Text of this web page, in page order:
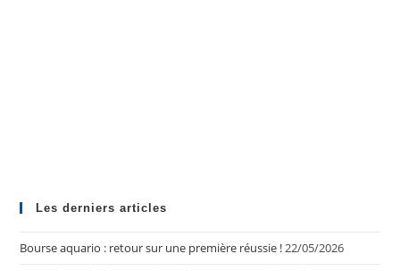
Les derniers articles
Bourse aquario : retour sur une première réussie !22/05/2026